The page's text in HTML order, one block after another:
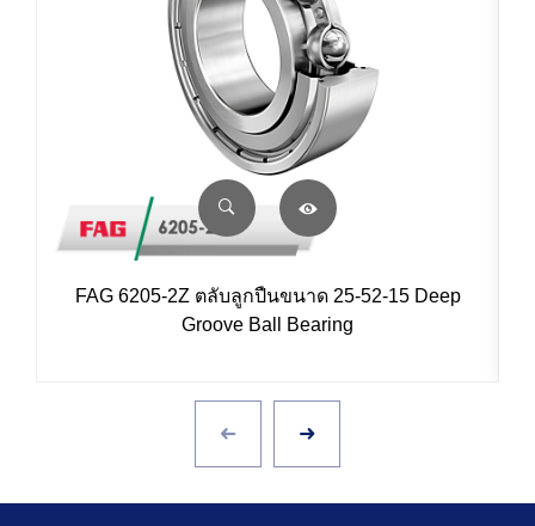
FAG 6205-2Z ตลับลูกปืนขนาด 25-52-15 Deep
Groove Ball Bearing